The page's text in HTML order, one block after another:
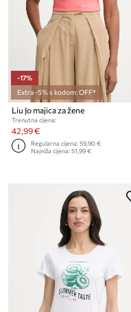
-17%
Extra -5% s kodom: OFF*
Liu Jo majica za žene
Trenutna cijena:
42,99 €
Regularna cijena:59,90 €
Najniža cijena:51,99 €